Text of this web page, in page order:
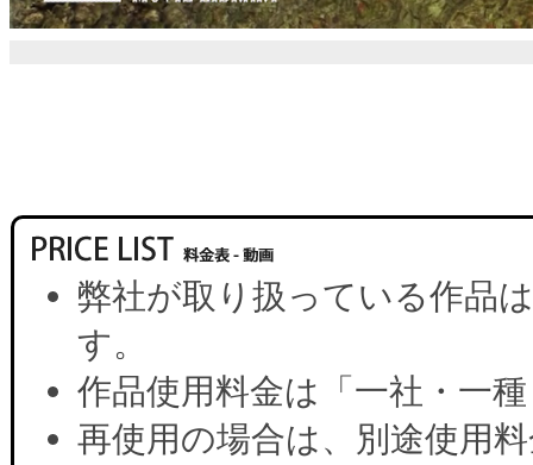
弊社が取り扱っている作品
す。
作品使用料金は「一社・一
再使用の場合は、別途使用